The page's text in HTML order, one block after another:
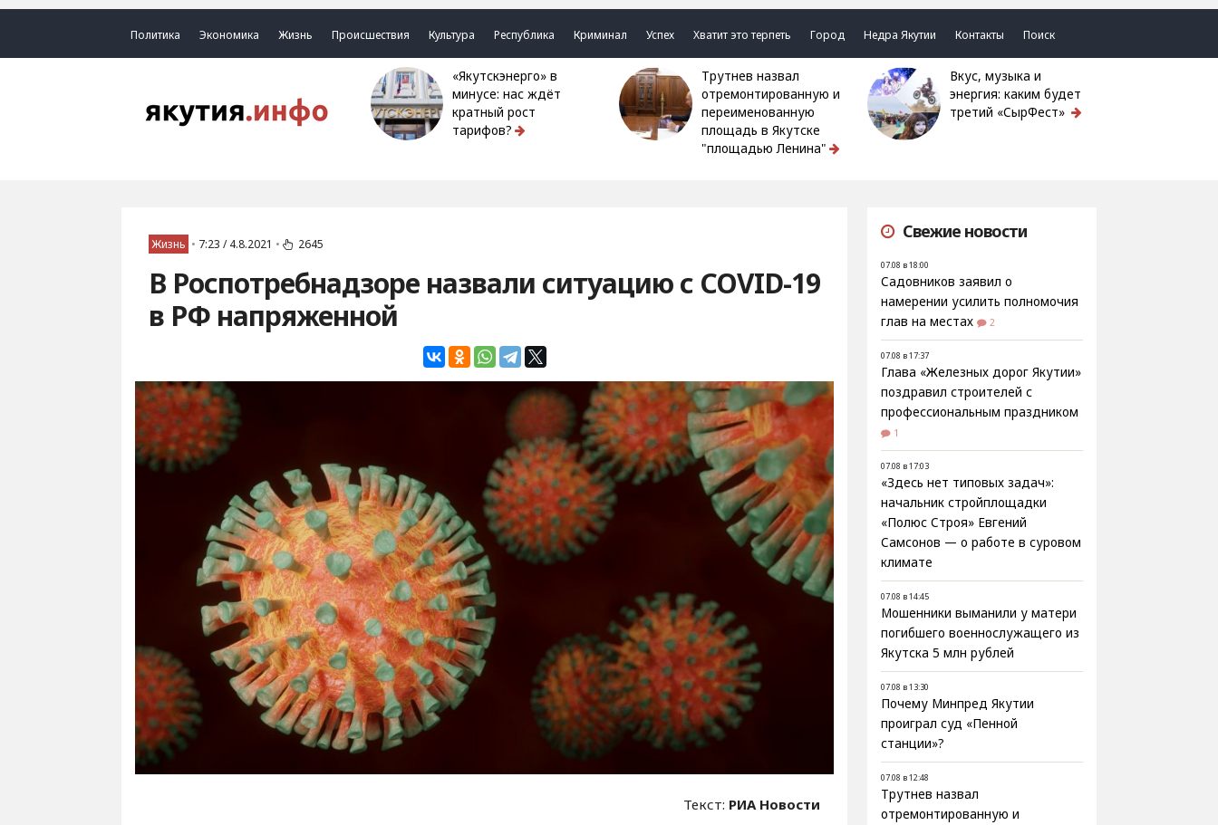
Политика Экономика Жизнь Происшествия Культура Республика Криминал Успех Хватит это терпеть Город Недра Якутии Контакты Поиск
«Якутскэнерго» в
минусе: нас ждёт
кратный рост
тарифов?
Трутнев назвал
отремонтированную и
переименованную
площадь в Якутске
"площадью Ленина"
Вкус, музыка и
энергия: каким будет
третий «СырФест»
Жизнь • 7:23 / 4.8.2021 • 2645
В Роспотребнадзоре назвали ситуацию с COVID-19
в РФ напряженной
Текст: РИА Новости
Свежие новости
07.08 в 18:00
Садовников заявил о
намерении усилить полномочия
глав на местах
2
07.08 в 17:37
Глава «Железных дорог Якутии»
поздравил строителей с
профессиональным праздником
1
07.08 в 17:03
«Здесь нет типовых задач»:
начальник стройплощадки
«Полюс Строя» Евгений
Самсонов — о работе в суровом
климате
07.08 в 14:45
Мошенники выманили у матери
погибшего военнослужащего из
Якутска 5 млн рублей
07.08 в 13:30
Почему Минпред Якутии
проиграл суд «Пенной
станции»?
07.08 в 12:48
Трутнев назвал
отремонтированную и